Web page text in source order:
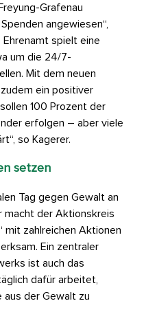
Grafenau
angewiesen“,
Ehrenamt spielt eine
um die 24/7-
Mit dem neuen
ein positiver
100 Prozent der
erfolgen – aber viele
so Kagerer.
setzen
Tag gegen Gewalt an
macht der Aktionskreis
mit zahlreichen Aktionen
Ein zentraler
ist auch das
dafür arbeitet,
aus der Gewalt zu